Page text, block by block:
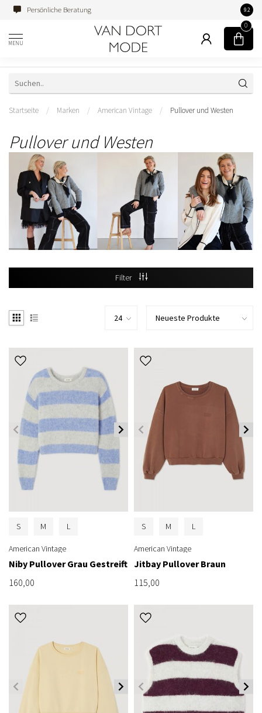
Persönliche Beratung 9.2
MENU
0
Startseite / Marken / American Vintage / Pullover und Westen
Pullover und Westen
Filter
S M L
American Vintage
Niby Pullover Grau Gestreift
160,00
S M L
American Vintage
Jitbay Pullover Braun
115,00